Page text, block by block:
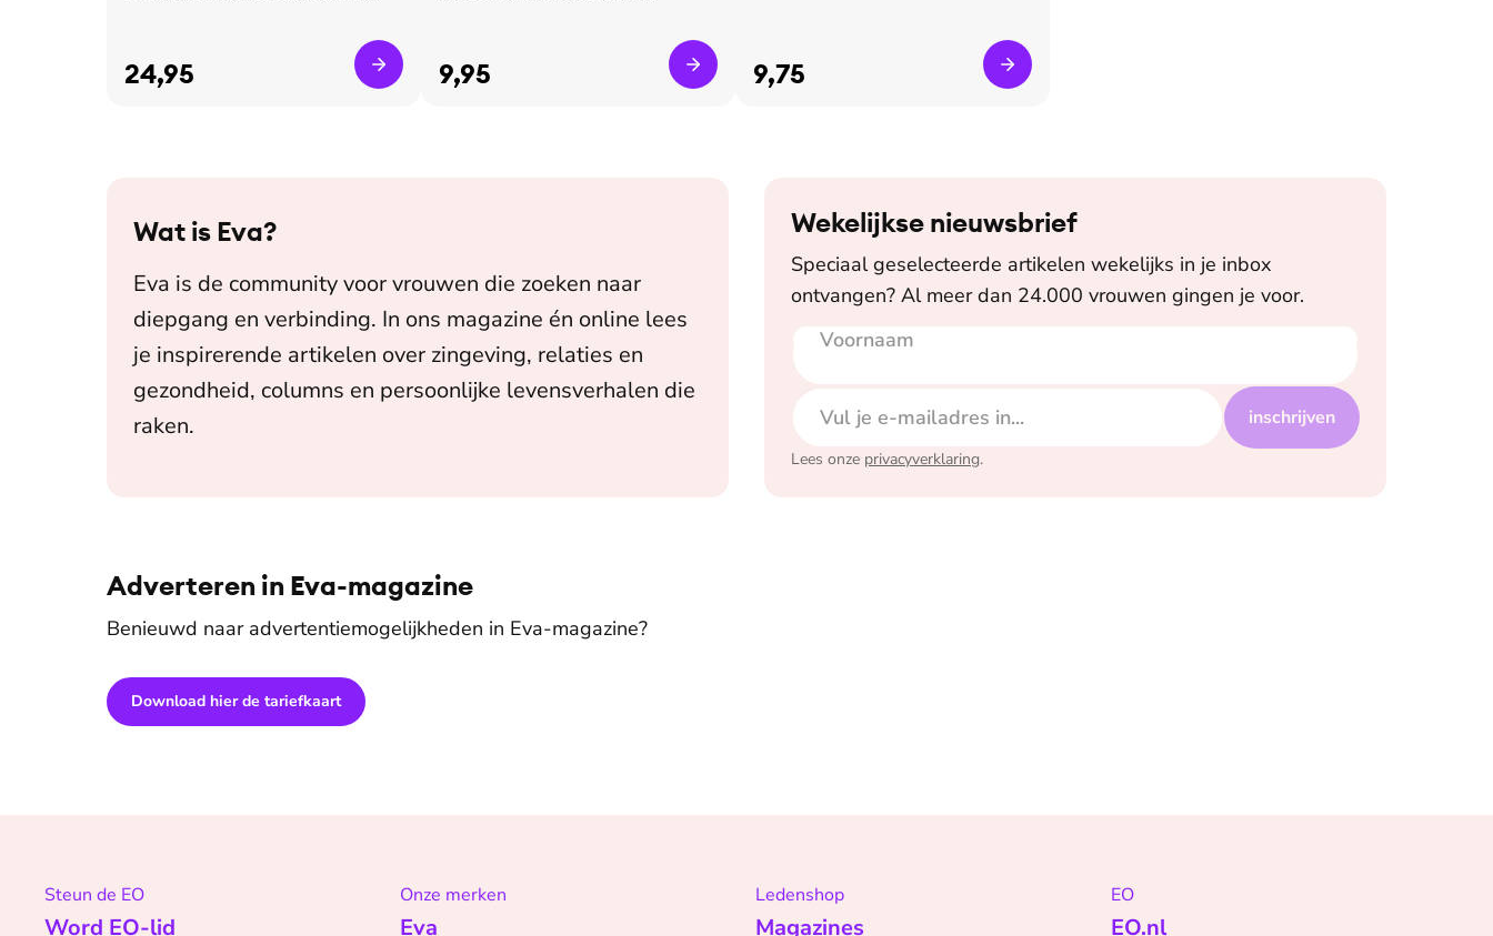
24,95 9,95 9,75
Wat is Eva?
Eva is de community voor vrouwen die zoeken naar
diepgang en verbinding. In ons magazine én online lees
je inspirerende artikelen over zingeving, relaties en
gezondheid, columns en persoonlijke levensverhalen die
raken.
Wekelijkse nieuwsbrief
Speciaal geselecteerde artikelen wekelijks in je inbox
ontvangen? Al meer dan 24.000 vrouwen gingen je voor.
Voornaam
E-mailadres
inschrijven
Lees onze privacyverklaring.
Adverteren in Eva-magazine
Benieuwd naar advertentiemogelijkheden in Eva-magazine?
Download hier de tariefkaart
Steun de EO
Word EO-lid
Onze merken
Eva
Ledenshop
Magazines
EO
EO.nl